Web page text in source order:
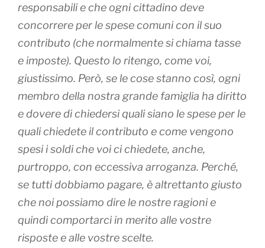
responsabili e che ogni cittadino deve
concorrere per le spese comuni con il suo
contributo (che normalmente si chiama tasse
e imposte). Questo lo ritengo, come voi,
giustissimo. Però, se le cose stanno così, ogni
membro della nostra grande famiglia ha diritto
e dovere di chiedersi quali siano le spese per le
quali chiedete il contributo e come vengono
spesi i soldi che voi ci chiedete, anche,
purtroppo, con eccessiva arroganza. Perché,
se tutti dobbiamo pagare, è altrettanto giusto
che noi possiamo dire le nostre ragioni e
quindi comportarci in merito alle vostre
risposte e alle vostre scelte.